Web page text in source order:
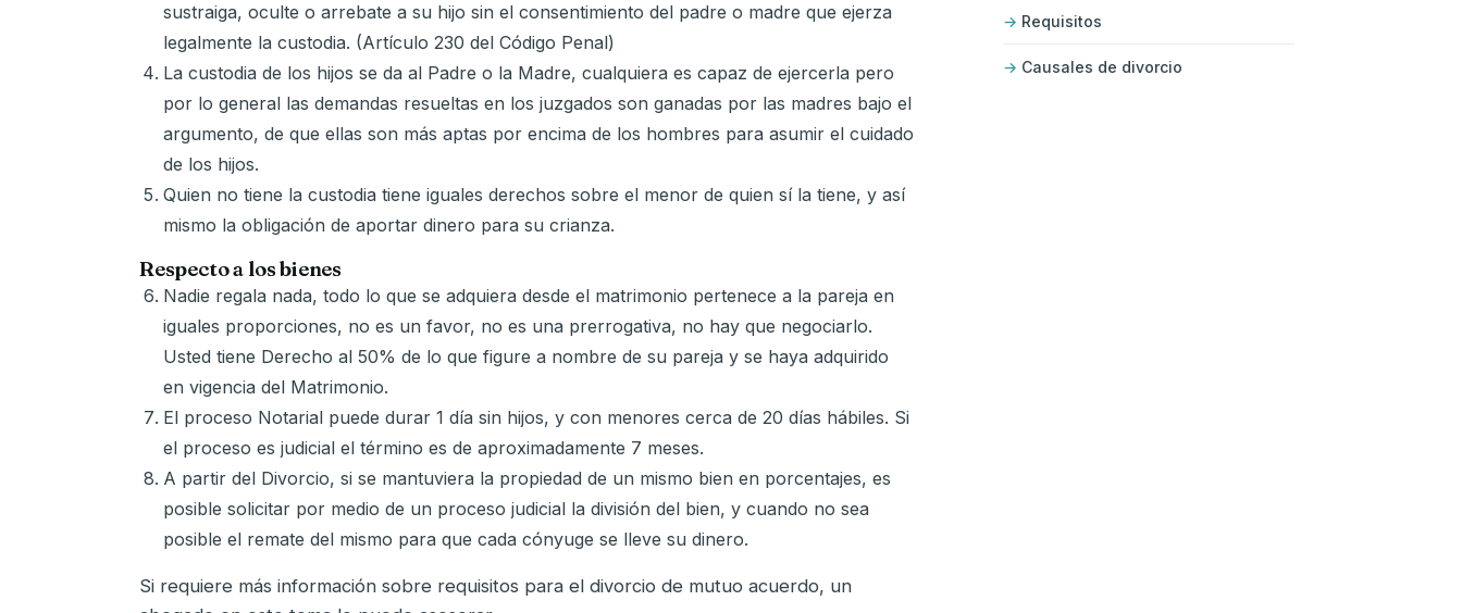
sustraiga, oculte o arrebate a su hijo sin el consentimiento del padre o madre que ejerza
legalmente la custodia. (Artículo 230 del Código Penal)
La custodia de los hijos se da al Padre o la Madre, cualquiera es capaz de ejercerla pero
por lo general las demandas resueltas en los juzgados son ganadas por las madres bajo el
argumento, de que ellas son más aptas por encima de los hombres para asumir el cuidado
de los hijos.
Quien no tiene la custodia tiene iguales derechos sobre el menor de quien sí la tiene, y así
mismo la obligación de aportar dinero para su crianza.
Respecto a los bienes
Nadie regala nada, todo lo que se adquiera desde el matrimonio pertenece a la pareja en
iguales proporciones, no es un favor, no es una prerrogativa, no hay que negociarlo.
Usted tiene Derecho al 50% de lo que figure a nombre de su pareja y se haya adquirido
en vigencia del Matrimonio.
El proceso Notarial puede durar 1 día sin hijos, y con menores cerca de 20 días hábiles. Si
el proceso es judicial el término es de aproximadamente 7 meses.
A partir del Divorcio, si se mantuviera la propiedad de un mismo bien en porcentajes, es
posible solicitar por medio de un proceso judicial la división del bien, y cuando no sea
posible el remate del mismo para que cada cónyuge se lleve su dinero.
Si requiere más información sobre requisitos para el divorcio de mutuo acuerdo, un
Requisitos
Causales de divorcio